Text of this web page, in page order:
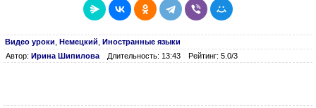
Видео уроки Немецкий Иностранные языки
Автор: Ирина Шипилова Длительность: 13:43 Рейтинг: 5.0/3